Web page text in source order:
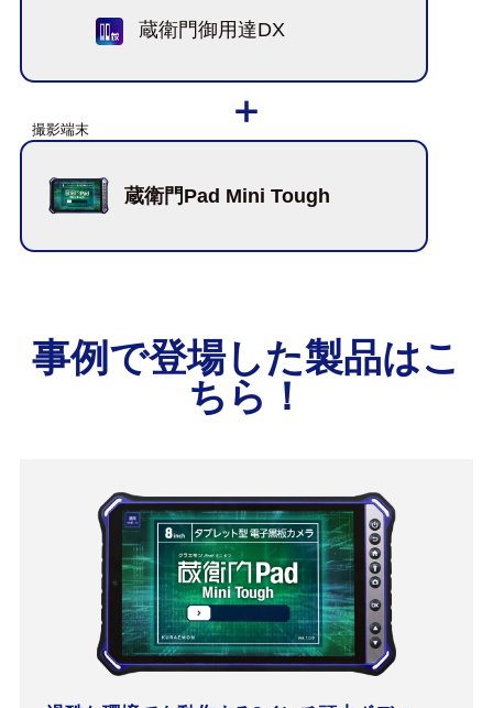
蔵衛門御用達DX
蔵衛門Pad Mini Tough
事例で登場した製品はこ
ちら！